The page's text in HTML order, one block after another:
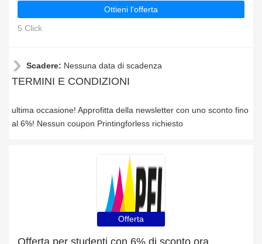
Ottieni l'offerta
5 Click
Scadere: Nessuna data di scadenza
TERMINI E CONDIZIONI
ultima occasione! Approfitta della newsletter con uno sconto fino
al 6%! Nessun coupon Printingforless richiesto
Offerta
Offerta per studenti con 6% di sconto ora